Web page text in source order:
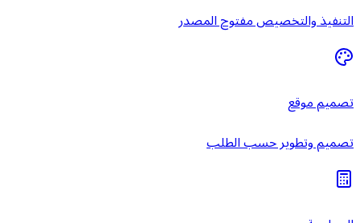
التنفيذ والتخصيص مفتوح المصدر
تصميم موقع
تصميم وتطوير حسب الطلب